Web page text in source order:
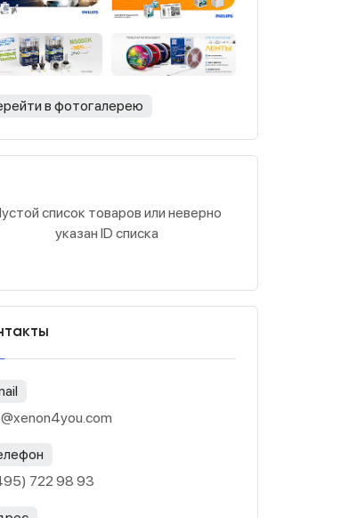
в фотогалерею
список товаров или неверно
указан ID списка
722 98 93